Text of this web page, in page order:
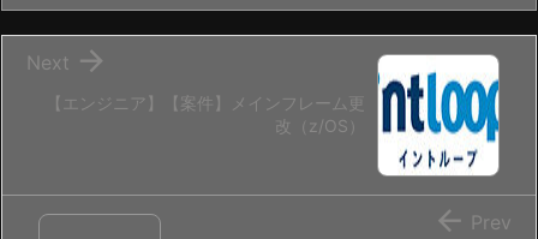
【エンジニア】【案件】メインフレーム更
改（z/OS）

Next
 Prev